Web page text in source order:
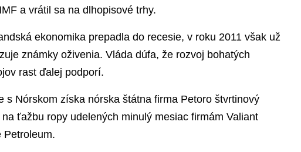
a vrátil sa na dlhopisové trhy.
ekonomika prepadla do recesie, v roku 2011 však už
známky oživenia. Vláda dúfa, že rozvoj bohatých
rast ďalej podporí.
s Nórskom získa nórska štátna firma Petoro štvrtinový
ťažbu ropy udelených minulý mesiac firmám Valiant
Petroleum.